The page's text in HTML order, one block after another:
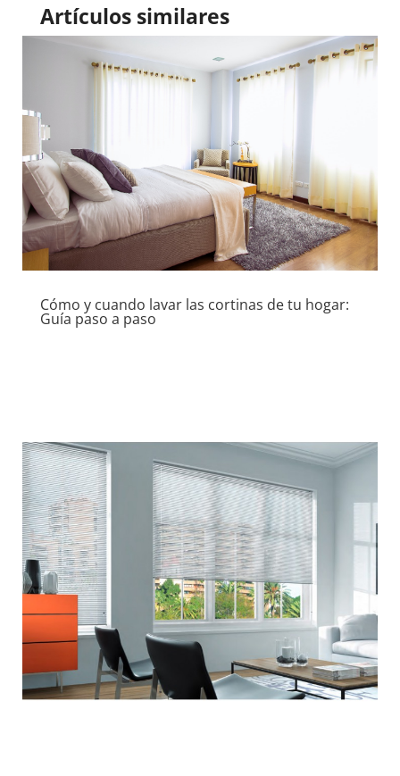
Artículos similares
Cómo y cuando lavar las cortinas de tu hogar:
Guía paso a paso